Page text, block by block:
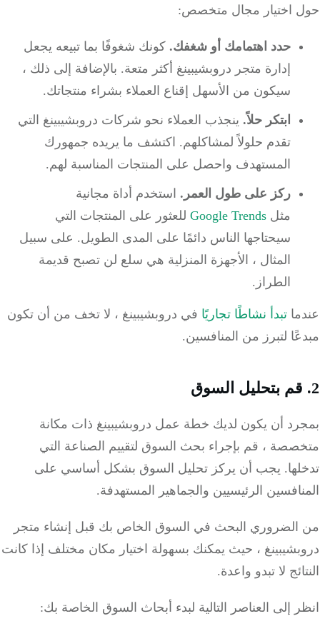
اختيار مجال متخصص:
حدد اهتمامك أو شغفك.كونك شغوفًا بما تبيعه يجعل
إدارة متجر دروبشيبينغ أكثر متعة. بالإضافة إلى ذلك ،
سيكون من الأسهل إقناع العملاء بشراء منتجاتك.
ابتكر حلاً.ينجذب العملاء نحو شركات دروبشيبينغ التي
تقدم حلولاً لمشاكلهم. اكتشف ما يريده جمهورك
المستهدف واحصل على المنتجات المناسبة لهم.
ركز على طول العمر.استخدم أداة مجانية
مثلGoogle Trendsللعثور على المنتجات التي
سيحتاجها الناس دائمًا على المدى الطويل. على سبيل
المثال ، الأجهزة المنزلية هي سلع لن تصبح قديمة
الطراز.
تبدأ نشاطًا تجاريًافي دروبشيبينغ ، لا تخف من أن تكون
لتبرز من المنافسين.
أن يكون لديك خطة عمل دروبشيبينغ ذات مكانة
، قم بإجراء بحث السوق لتقييم الصناعة التي
يجب أن يركز تحليل السوق بشكل أساسي على
الرئيسيين والجماهير المستهدفة.
البحث في السوق الخاص بك قبل إنشاء متجر
، حيث يمكنك بسهولة اختيار مكان مختلف إذا كانت
لا تبدو واعدة.
إلى العناصر التالية لبدء أبحاث السوق الخاصة بك: